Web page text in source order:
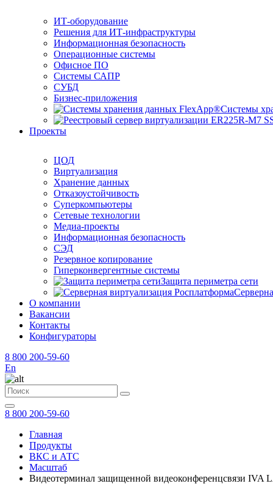
ИТ-оборудование
Решения для ИТ-инфраструктуры
Информационная безопасность
Операционные системы
Офисное ПО
Системы САПР
СУБД
Бизнес-приложения
Системы
Проекты
ЦОД
Виртуализация
Хранение данных
Отказоустойчивость
Суперкомпьютеры
Сетевые технологии
Медиа-проекты
Информационная безопасность
СЭД
Резервное копирование
Гиперконвергентные системы
Защита периметра сети
О компании
Вакансии
Контакты
Конфигураторы
8 800 200-59-60
En
8 800 200-59-60
Главная
Продукты
ВКС и АТС
Масштаб
Видеотерминал защищенной видеоконференцсвязи IVA